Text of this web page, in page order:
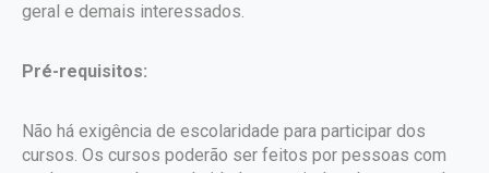
geral e demais interessados.
Pré-requisitos:
Não há exigência de escolaridade para participar dos
cursos. Os cursos poderão ser feitos por pessoas com